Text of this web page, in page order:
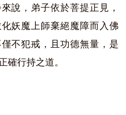
說，弟子依於菩提正見，
妖魔上師棄絕魔障而入佛
不犯戒，且功德無量，是
確行持之道。